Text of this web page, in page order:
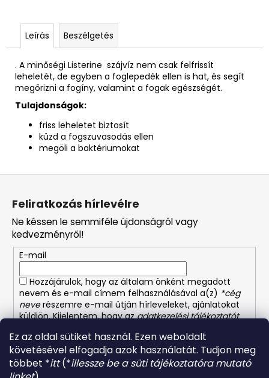
Ez az oldal sütiket használ. Ezen weboldalt
követésével elfogadja azok használatát. Tudjon meg
többet *itt(*illessze be a süti tájékoztatóra mutató
Leírás Beszélgetés
. A minőségi Listerine szájvíz nem csak felfrissít
leheletét, de egyben a foglepedék ellen is hat, és segít
megőrizni a fogíny, valamint a fogak egészségét.
Tulajdonságok:
friss leheletet biztosít
küzd a fogszuvasodás ellen
megöli a baktériumokat
L
Feliratkozás hírlevélre
Ne késsen le semmiféle újdonságról vagy
kedvezményről!
E-mail
Hozzájárulok, hogy az általam önként megadott
nevem és e-mail címem felhasználásával a(z) *cég
neverészemre e-mail útján hírleveleket, ajánlatokat
küldjön. Kijelentem, hogy azadatkezelési tájékoztatót
bármikor visszavonhatom.
FELIRATKOZÁS